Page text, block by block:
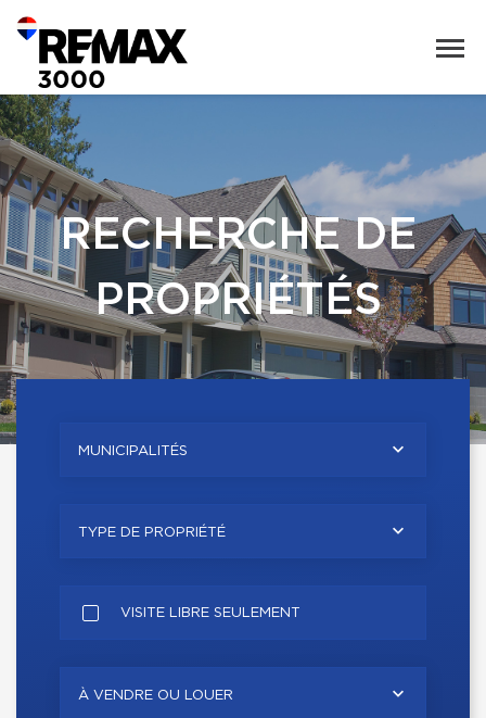
RECHERCHE DE
PROPRIÉTÉS
MUNICIPALITÉS
TYPE DE PROPRIÉTÉ
VISITE LIBRE SEULEMENT
À VENDRE OU LOUER